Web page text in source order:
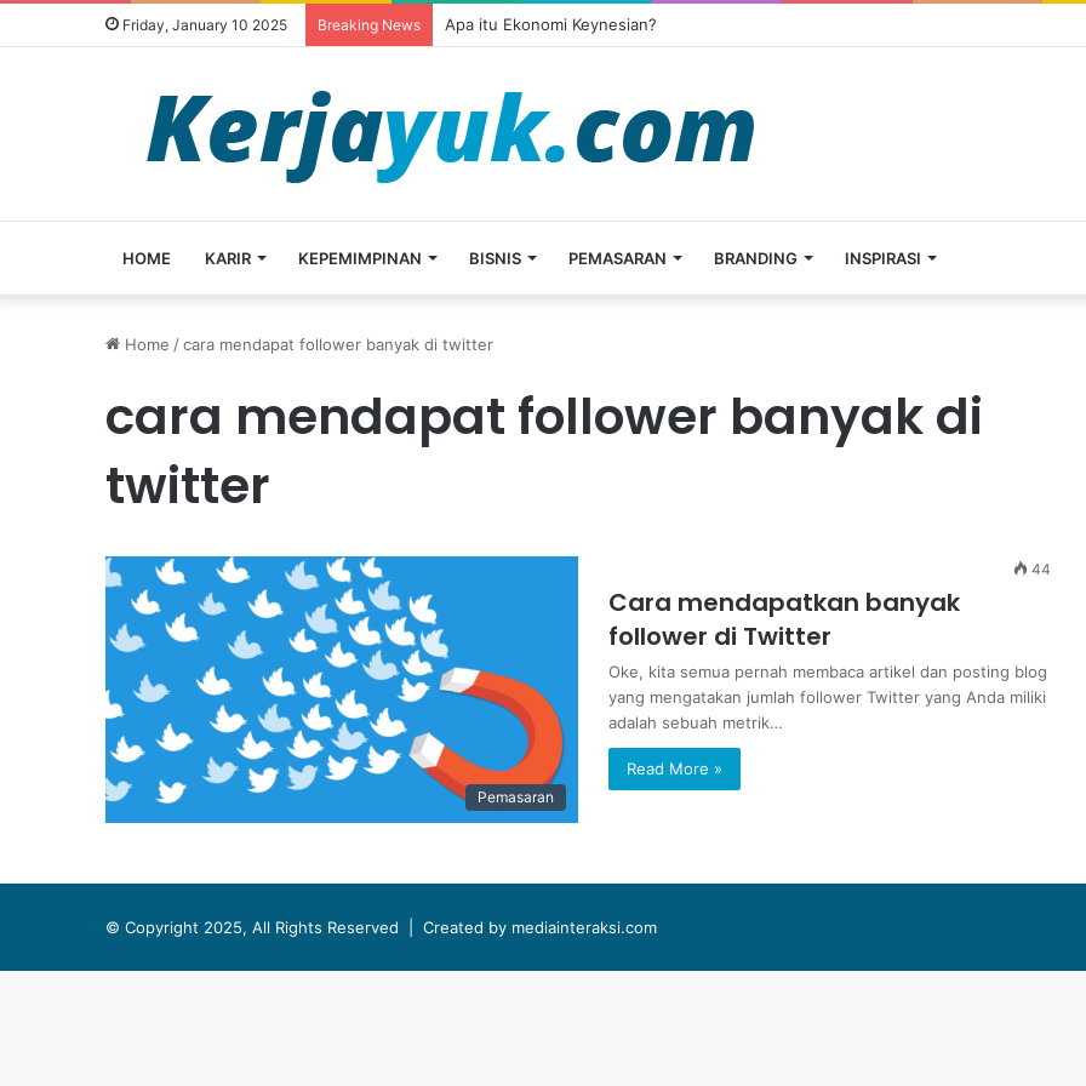
Friday, January 10 2025 Breaking News Apa itu Ekonomi Keynesian?
HOME KARIR KEPEMIMPINAN BISNIS PEMASARAN BRANDING INSPIRASI
Home /cara mendapat follower banyak di twitter
cara mendapat follower banyak di
twitter
Pemasaran
44
Cara mendapatkan banyak
follower di Twitter
Oke, kita semua pernah membaca artikel dan posting blog
yang mengatakan jumlah follower Twitter yang Anda miliki
adalah sebuah metrik…
Read More »
© Copyright 2025, All Rights Reserved | Created by mediainteraksi.com